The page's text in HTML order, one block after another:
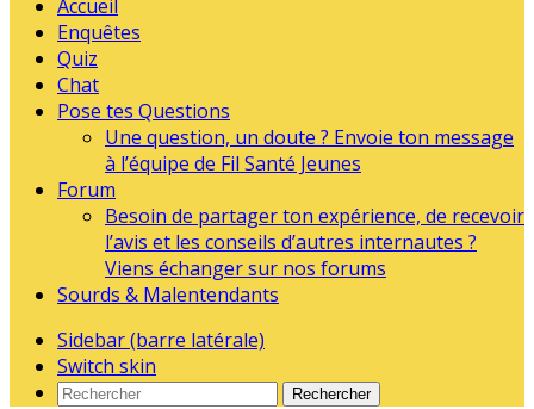
Accueil
Enquêtes
Quiz
Chat
Pose tes Questions
Une question, un doute ? Envoie ton message
à l’équipe de Fil Santé Jeunes
Forum
Besoin de partager ton expérience, de recevoir
l’avis et les conseils d’autres internautes ?
Viens échanger sur nos forums
Sourds & Malentendants
Sidebar (barre latérale)
Switch skin
Rechercher